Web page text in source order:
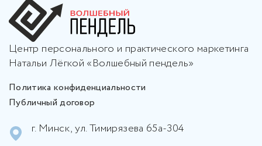
Центр персонального и практического маркетинга
Натальи Лёгкой «Волшебный пендель»
Политика конфиденциальности
Публичный договор
г. Минск, ул. Тимирязева 65а-304